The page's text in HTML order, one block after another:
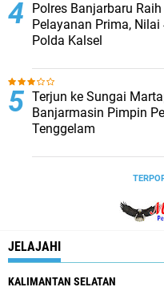
Polres Banjarbaru
Pelayanan Prima,
Polda Kalsel
Terjun ke Sungai
Banjarmasin Pimpin
Tenggelam
JELAJAHI
KALIMANTAN SELATAN